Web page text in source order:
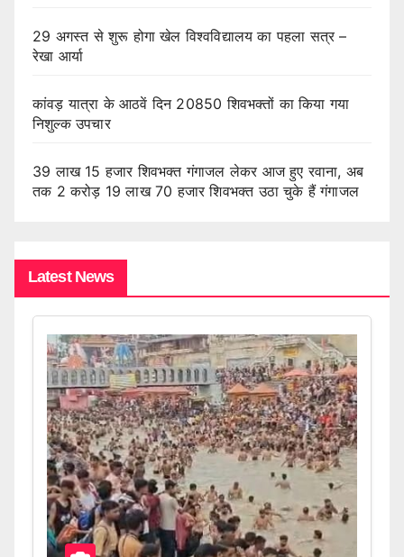
29 अगस्त से शुरू होगा खेल विश्वविद्यालय का पहला सत्र –
रेखा आर्या
कांवड़ यात्रा के आठवें दिन 20850 शिवभक्तों का किया गया
निशुल्क उपचार
39 लाख 15 हजार शिवभक्त गंगाजल लेकर आज हुए रवाना, अब
तक 2 करोड़ 19 लाख 70 हजार शिवभक्त उठा चुके हैं गंगाजल
Latest News